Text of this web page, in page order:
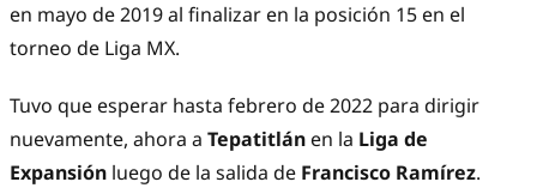
en mayo de 2019 al finalizar en la posición 15 en el
torneo de Liga MX.
Tuvo que esperar hasta febrero de 2022 para dirigir
nuevamente, ahora a Tepatitlán en la Liga de
Expansión luego de la salida de Francisco Ramírez.